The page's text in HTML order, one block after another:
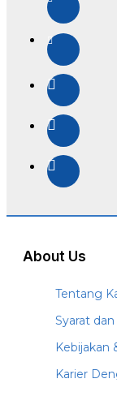
About Us
Tentang
Syarat
Kebijakan
Karier